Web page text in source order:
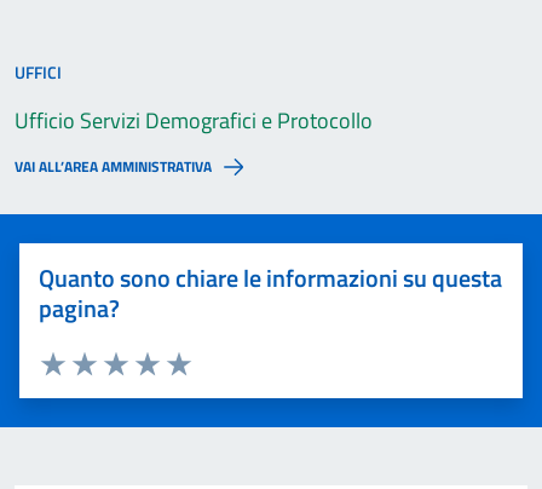
UFFICI
Ufficio Servizi Demografici e Protocollo
VAI ALL’AREA AMMINISTRATIVA
Quanto sono chiare le informazioni su questa
pagina?
Valuta 5 stelle su 5
Valuta 4 stelle su 5
Valuta 3 stelle su 5
Valuta 2 stelle su 5
Valuta 1 stelle su 5